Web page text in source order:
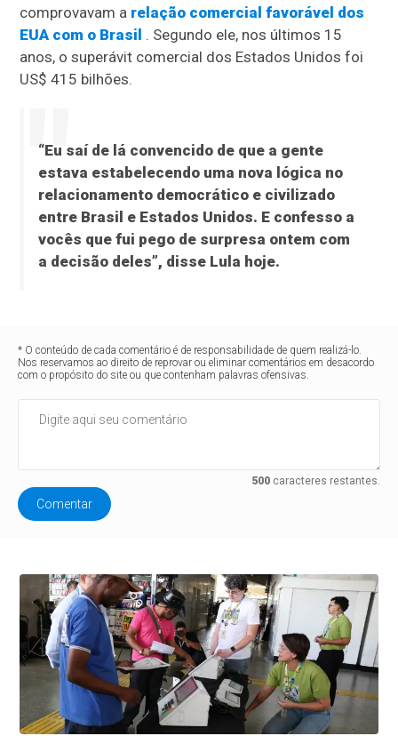
comprovavam a relação comercial favorável dos
EUA com o Brasil . Segundo ele, nos últimos 15
anos, o superávit comercial dos Estados Unidos foi
US$ 415 bilhões.
“Eu saí de lá convencido de que a gente
estava estabelecendo uma nova lógica no
relacionamento democrático e civilizado
entre Brasil e Estados Unidos. E confesso a
vocês que fui pego de surpresa ontem com
a decisão deles”, disse Lula hoje.
* O conteúdo de cada comentário é de responsabilidade de quem realizá-lo.
Nos reservamos ao direito de reprovar ou eliminar comentários em desacordo
com o propósito do site ou que contenham palavras ofensivas.
500caracteres restantes.
Comentar